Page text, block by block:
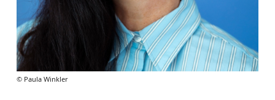
© Paula Winkler